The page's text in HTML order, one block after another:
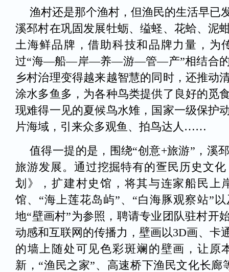
渔村还是那个渔村，但渔民的生活早已
溪邳村在巩固发展牡蛎、缢蛏、花蛤、泥
土海鲜品牌，借助科技和品牌力量，为
过“海—船—岸—养—游—管—产”相结合的
乡村治理变得越来越智慧的同时，还推动
涂水多鱼多，为各种鸟类提供了良好的觅
现难得一见的夏候鸟水雉，国家一级保护
片海域，引来众多观鱼、拍鸟达人……
值得一提的是，围绕“创意+旅游”，溪
旅游发展。通过挖掘特有的疍民历史文
划》，扩建村史馆，将其与连家船民上
馆、“海上莲花岛屿”、“白海豚观察站”
地“壁画村”为参照，聘请专业团队驻村开
动感和互联网的传播力，壁画以3D画、卡
的墙上随处可见色彩斑斓的壁画，让原
新，“渔民之家”、高速桥下渔民文化长